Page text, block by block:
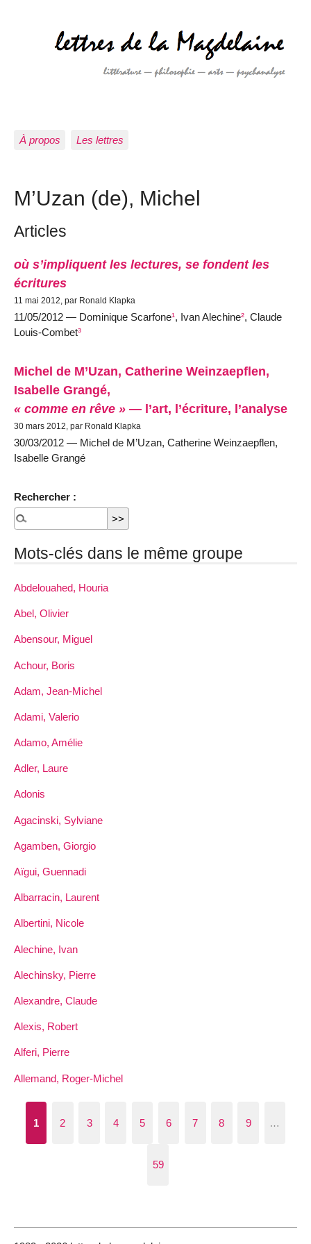
À propos Les lettres
M’Uzan (de), Michel
Articles
où s’impliquent les lectures, se fondent les
écritures
11 mai 2012, par Ronald Klapka
11/05/2012 — Dominique Scarfone¹, Ivan Alechine², Claude
Louis-Combet³
Michel de M’Uzan, Catherine Weinzaepflen,
Isabelle Grangé,
« comme en rêve » — l’art, l’écriture, l’analyse
30 mars 2012, par Ronald Klapka
30/03/2012 — Michel de M’Uzan, Catherine Weinzaepflen,
Isabelle Grangé
Rechercher :
Mots-clés dans le même groupe
Abdelouahed, Houria
Abel, Olivier
Abensour, Miguel
Achour, Boris
Adam, Jean-Michel
Adami, Valerio
Adamo, Amélie
Adler, Laure
Adonis
Agacinski, Sylviane
Agamben, Giorgio
Aïgui, Guennadi
Albarracin, Laurent
Albertini, Nicole
Alechine, Ivan
Alechinsky, Pierre
Alexandre, Claude
Alexis, Robert
Alferi, Pierre
Allemand, Roger-Michel
1 2 3 4 5 6 7 8 9 …
59